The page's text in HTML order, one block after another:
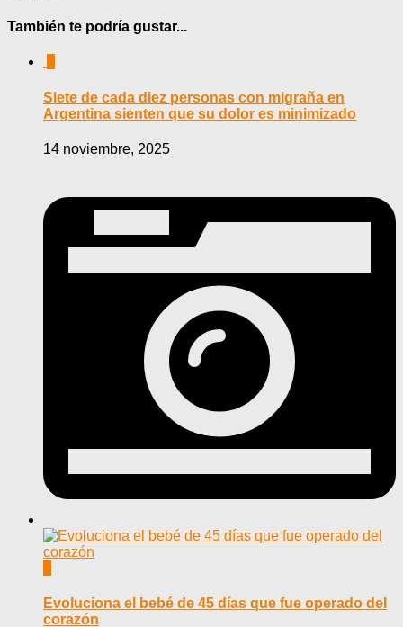
También te podría gustar...
Siete de cada diez personas con migraña en
Argentina sienten que su dolor es minimizado
14 noviembre, 2025
Evoluciona el bebé de 45 días que fue operado del
corazón